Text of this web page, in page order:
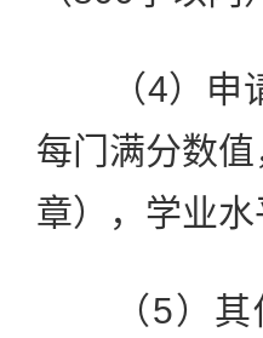
（4）申请
每门满分数
章），学业水
（5）其他